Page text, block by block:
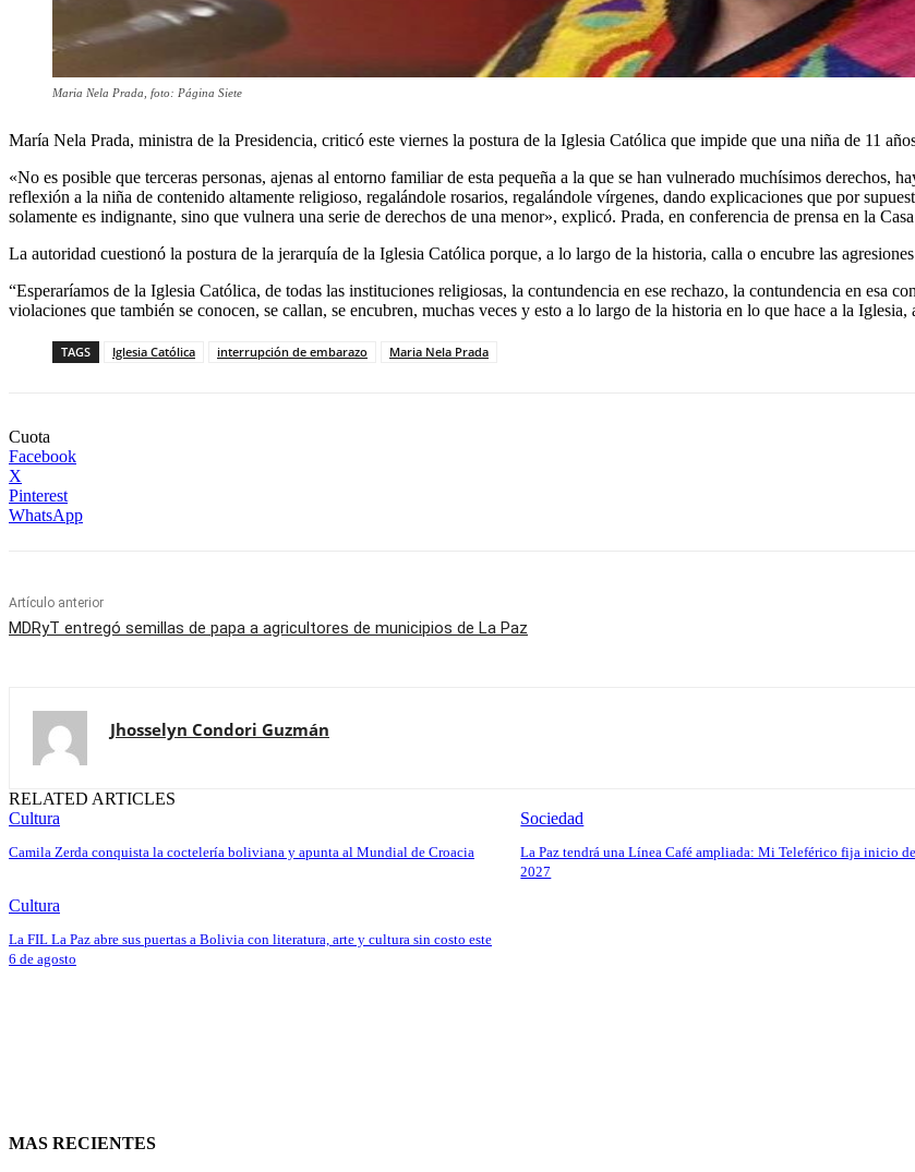
Maria Nela Prada, foto: Página Siete
María Nela Prada, ministra de la Presidencia, criticó este viernes la postura de la Iglesia Católica que impide que una niña de 11
«No es posible que terceras personas, ajenas al entorno familiar de esta pequeña a la que se han vulnerado muchísimos derechos,
reflexión a la niña de contenido altamente religioso, regalándole rosarios, regalándole vírgenes, dando explicaciones que por
solamente es indignante, sino que vulnera una serie de derechos de una menor», explicó. Prada, en conferencia de prensa en la
La autoridad cuestionó la postura de la jerarquía de la Iglesia Católica porque, a lo largo de la historia, calla o encubre las
“Esperaríamos de la Iglesia Católica, de todas las instituciones religiosas, la contundencia en ese rechazo, la contundencia en esa
violaciones que también se conocen, se callan, se encubren, muchas veces y esto a lo largo de la historia en lo que hace a la
TAGS Iglesia Católica interrupción de embarazo Maria Nela Prada
Cuota
Facebook
X
Pinterest
WhatsApp
Artículo anterior
MDRyT entregó semillas de papa a agricultores de municipios de La Paz
Jhosselyn Condori Guzmán
RELATED ARTICLES
Cultura
Camila Zerda conquista la coctelería boliviana y apunta al Mundial de Croacia
Sociedad
La Paz tendrá una Línea Café ampliada: Mi Teleférico fija inicio de
2027
Cultura
La FIL La Paz abre sus puertas a Bolivia con literatura, arte y cultura sin costo este
6 de agosto
MAS RECIENTES